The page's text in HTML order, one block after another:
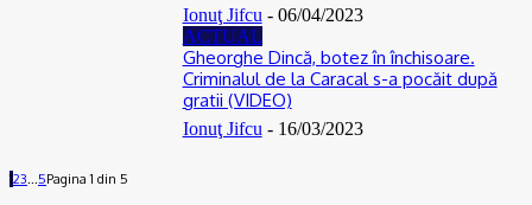
Ionuţ Jifcu - 06/04/2023
ACTUAL
Gheorghe Dincă, botez în închisoare.
Criminalul de la Caracal s-a pocăit după
gratii (VIDEO)
Ionuţ Jifcu - 16/03/2023
123 5Pagina 1 din 5